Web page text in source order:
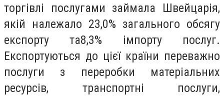
торгівлі послугами займала Швейцарія,
якій належало 23,0% загального обсягу
експорту та8,3% імпорту послуг.
Експортуються до цієї країни переважно
послуги з переробки матеріальних
ресурсів, транспортні послуги,